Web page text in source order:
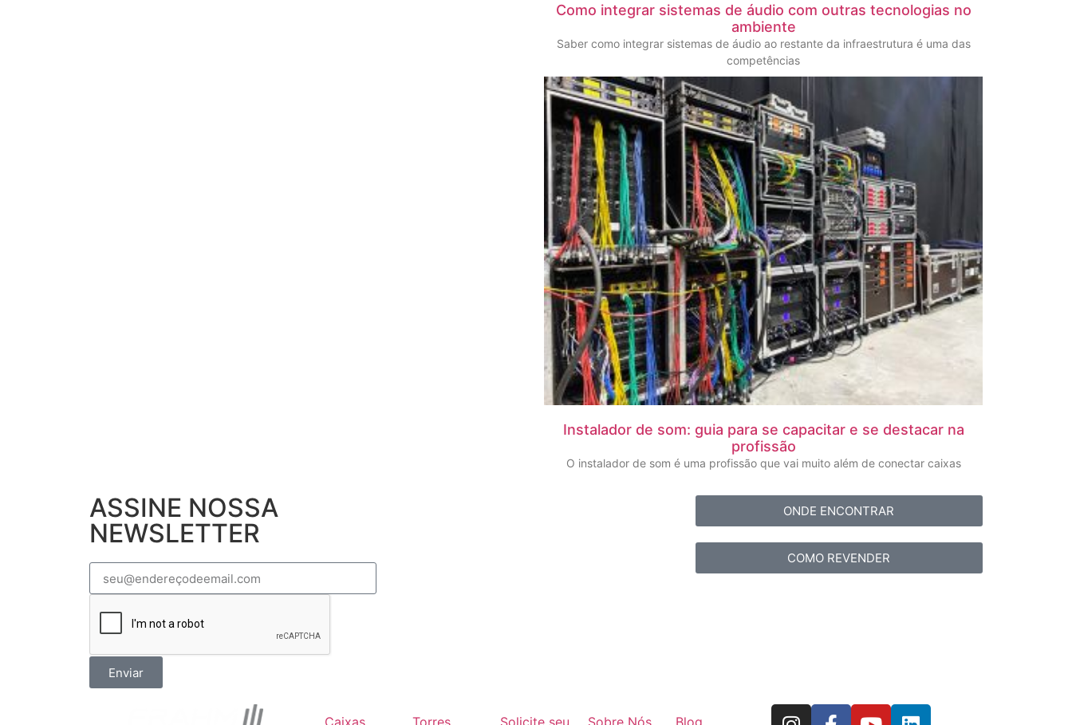
Como integrar sistemas de áudio com outras tecnologias no
ambiente
Saber como integrar sistemas de áudio ao restante da infraestrutura é uma das
competências
Instalador de som: guia para se capacitar e se destacar na
profissão
O instalador de som é uma profissão que vai muito além de conectar caixas
ASSINE NOSSA
NEWSLETTER
Enviar
ONDE ENCONTRAR
COMO REVENDER